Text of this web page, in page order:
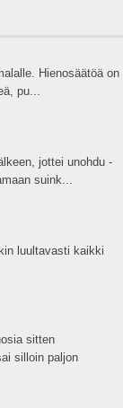
Hienosäätöä on
pu...
jottei unohdu -
suink...
luultavasti kaikki
sitten
silloin paljon